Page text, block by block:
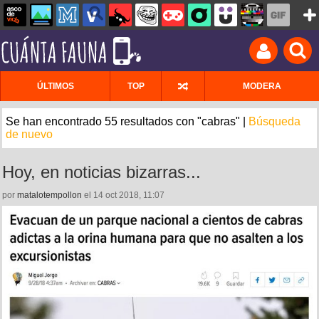
ÚLTIMOS TOP MODERA
Se han encontrado 55 resultados con "cabras" |
Búsqueda
de nuevo
Hoy, en noticias bizarras...
por matalotempollon el 14 oct 2018, 11:07